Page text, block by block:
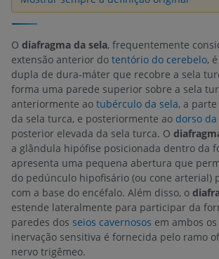
O diafragma da sela, frequentemente
extensão anterior do tentório do cerebelo,
dupla de dura-máter que recobre a sela
forma uma parede superior sobre a sela
anteriormente ao tubérculo da sela, a
da sela turca, e posteriormente ao dorso da
posterior elevada da sela turca. O
a glândula hipófise posicionada dentro da
apresenta uma pequena abertura que
do pedúnculo hipofisário (ou cone arterial)
com a base do encéfalo. Além disso, o
estende lateralmente para participar da
paredes dos seios cavernosos em ambos
inervação sensitiva é fornecida pelo ramo
nervo trigêmeo.